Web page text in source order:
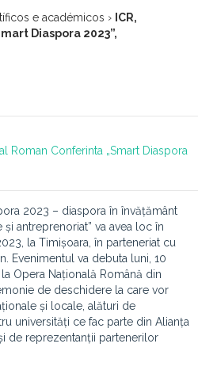
e académicos › ICR,
Diaspora 2023”,
Roman Conferinta „Smart Diaspora
2023 – diaspora în învățământ
antreprenoriat” va avea loc în
la Timișoara, în parteneriat cu
Evenimentul va debuta luni, 10
Opera Națională Română din
de deschidere la care vor
și locale, alături de
universități ce fac parte din Alianța
de reprezentanții partenerilor